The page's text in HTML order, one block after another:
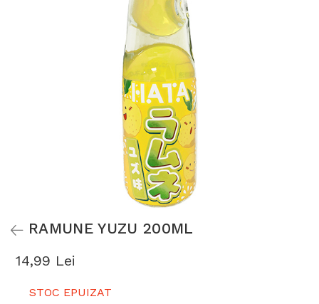
RAMUNE YUZU 200ML
14,99 Lei
STOC EPUIZAT